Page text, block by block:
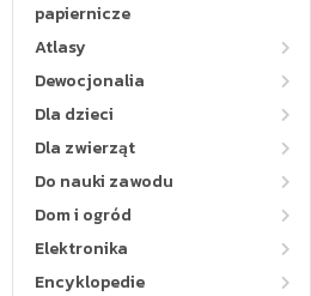
papiernicze
Atlasy
Dewocjonalia
Dla dzieci
Dla zwierząt
Do nauki zawodu
Dom i ogród
Elektronika
Encyklopedie